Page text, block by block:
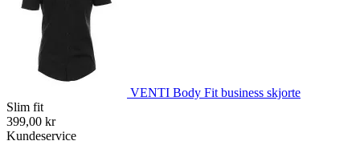
VENTI Body Fit business skjorte
Slim fit
399,00 kr
Kundeservice